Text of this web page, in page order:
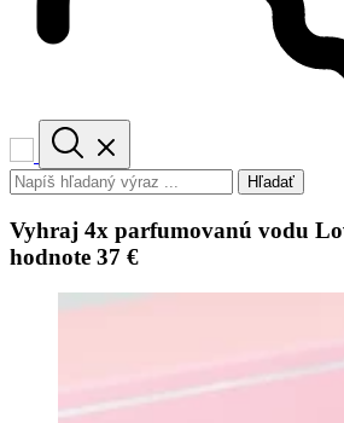
Hľadať
Vyhraj 4x parfumovanú vodu
hodnote 37 €